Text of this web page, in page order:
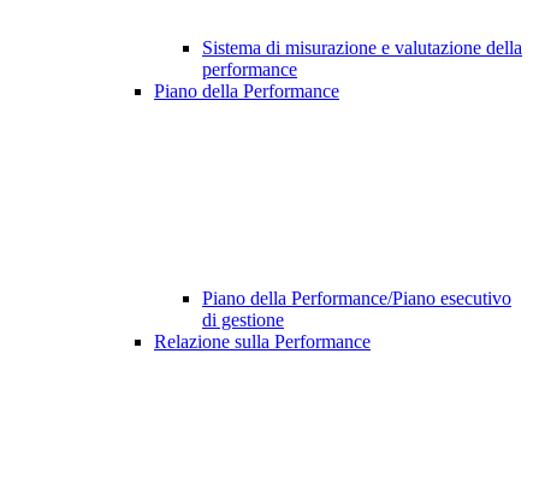
Sistema di misurazione e valutazione della
performance
Piano della Performance
Piano della Performance/Piano esecutivo
di gestione
Relazione sulla Performance